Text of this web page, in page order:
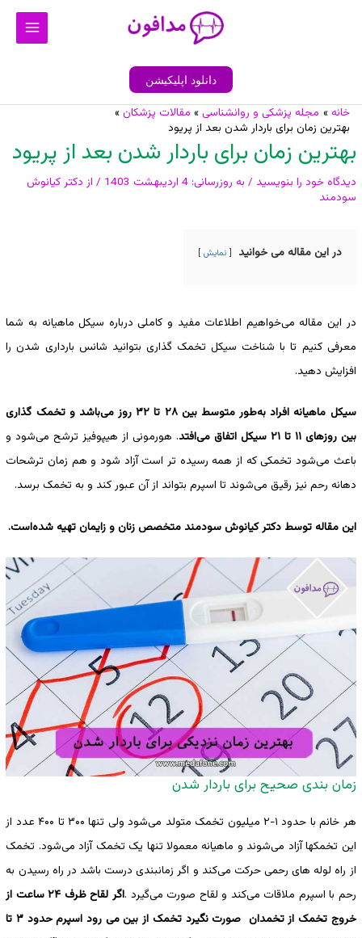
Main
دانلود اپلیکیشن
خانه مجله پزشکی و روانشناسی
مقالات پزشکان
بهترین زمان برای باردار شدن بعد از پریود
بهترین زمان برای باردار شدن بعد از پریود
دیدگاه‌ خود را بنویسید / به روزرسانی: 4 اردیبهشت 1403 / از دکتر کیانوش
سودمند
در این مقاله می خوانید نمایش
در این مقاله می‌خواهیم اطلاعات مفید و کاملی درباره سیکل ماهیانه به شما
معرفی کنیم تا با شناخت سیکل تخمک گذاری بتوانید شانس بارداری شدن را
افزایش دهید.
سیکل ماهیانه افراد به‌طور متوسط بین ۲۸ تا ۳۲ روز می‌باشد و تخمک گذاری
بین روزهای ۱۱ تا ۲۱ سیکل اتفاق می‌افتد
. هورمونی از هیپوفیز ترشح می‌شود و
باعث می‌شود تخمکی که از همه رسیده تر است آزاد شود و هم زمان ترشحات
دهانه رحم نیز رقیق می‌شوند تا اسپرم بتواند از آن عبور کند و به تخمک برسد.
این مقاله توسط دکتر کیانوش سودمند متخصص زنان و زایمان تهیه ‌شده‌است.
زمان بندی صحیح برای باردار شدن
هر خانم با حدود ۱-۲ میلیون تخمک متولد می‌شود ولی تنها ۳۰۰ تا ۴۰۰ عدد از
این تخمکها آزاد می‌شوند و ماهیانه معمولا تنها یک تخمک آزاد می‌شود. تخمک
از راه لوله های رحمی حرکت می‌کند و اگر زمانبندی درست باشد در راه رسیدن به
رحم با اسپرم ملاقات می‌کند و لقاح صورت می‌گیرد .
اگر لقاح ظرف ۲۴ ساعت از
خروج تخمک از تخمدان صورت نگیرد تخمک از بین می رود اسپرم حدود ۳ تا
پیمایش
نوشته